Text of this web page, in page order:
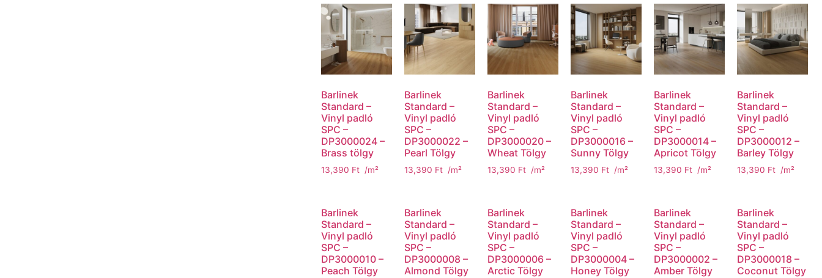
Barlinek
Standard –
Vinyl padló
SPC –
DP3000024 –
Brass tölgy
13,390 Ft /m²
Barlinek
Standard –
Vinyl padló
SPC –
DP3000022 –
Pearl Tölgy
13,390 Ft /m²
Barlinek
Standard –
Vinyl padló
SPC –
DP3000020 –
Wheat Tölgy
13,390 Ft /m²
Barlinek
Standard –
Vinyl padló
SPC –
DP3000016 –
Sunny Tölgy
13,390 Ft /m²
Barlinek
Standard –
Vinyl padló
SPC –
DP3000014 –
Apricot Tölgy
13,390 Ft /m²
Barlinek
Standard –
Vinyl padló
SPC –
DP3000012 –
Barley Tölgy
13,390 Ft /m²
Barlinek
Standard –
Vinyl padló
SPC –
DP3000010 –
Peach Tölgy
Barlinek
Standard –
Vinyl padló
SPC –
DP3000008 –
Almond Tölgy
Barlinek
Standard –
Vinyl padló
SPC –
DP3000006 –
Arctic Tölgy
Barlinek
Standard –
Vinyl padló
SPC –
DP3000004 –
Honey Tölgy
Barlinek
Standard –
Vinyl padló
SPC –
DP3000002 –
Amber Tölgy
Barlinek
Standard –
Vinyl padló
SPC –
DP3000018 –
Coconut Tölgy